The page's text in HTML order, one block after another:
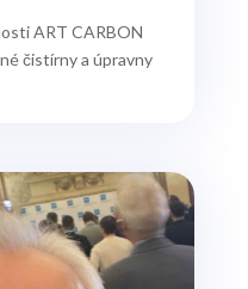
ART CARBON
čistírny a úpravny